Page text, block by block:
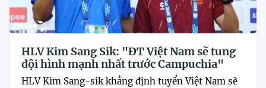
HLV Kim Sang Sik: "ĐT Việt Nam sẽ tung
đội hình mạnh nhất trước Campuchia"
HLV Kim Sang-sik khẳng định tuyển Việt Nam sẽ